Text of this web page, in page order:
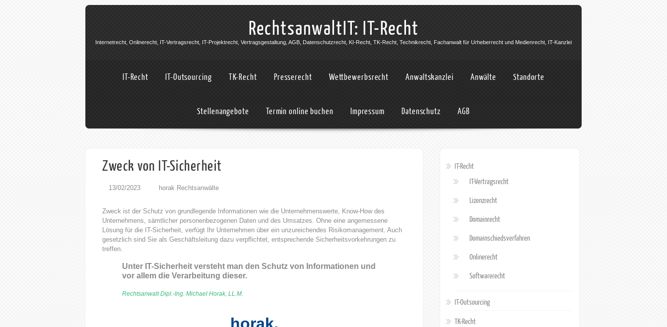
RechtsanwaltIT: IT-Recht
Internetrecht, Onlinerecht, IT-Vertragsrecht, IT-Projektrecht, Vertragsgestaltung, AGB, Datenschutzrecht, KI-Recht, TK-Recht, Technikrecht, Fachanwalt für Urheberrecht und Medienrecht, IT-Kanzlei
IT-Recht IT-Outsourcing TK-Recht Presserecht Wettbewerbsrecht Anwaltskanzlei Anwälte Standorte
Stellenangebote Termin online buchen Impressum Datenschutz AGB
Zweck von IT-Sicherheit
13/02/2023 horak Rechtsanwälte
Zweck ist der Schutz von grundlegende Informationen wie die Unternehmenswerte, Know-How des
Unternehmens, sämtlicher personenbezogenen Daten und des Umsatzes. Ohne eine angemessene
Lösung für die IT-Sicherheit, verfügt Ihr Unternehmen über ein unzureichendes Risikomanagement. Auch
gesetzlich sind Sie als Geschäftsleitung dazu verpflichtet, entsprechende Sicherheitsvorkehrungen zu
treffen.
Unter IT-Sicherheit versteht man den Schutz von Informationen und
vor allem die Verarbeitung dieser.
Rechtsanwalt Dipl.-Ing. Michael Horak, LL.M.
IT-Recht
IT-Vertragsrecht
Lizenzrecht
Domainrecht
Domainschiedsverfahren
Onlinerecht
Softwarerecht
IT-Outsourcing
TK-Recht